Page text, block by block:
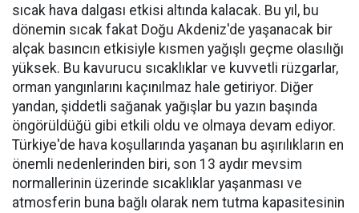
sıcak hava dalgası etkisi altında kalacak. Bu yıl, bu
dönemin sıcak fakat Doğu Akdeniz'de yaşanacak bir
alçak basıncın etkisiyle kısmen yağışlı geçme olasılığı
yüksek. Bu kavurucu sıcaklıklar ve kuvvetli rüzgarlar,
orman yangınlarını kaçınılmaz hale getiriyor. Diğer
yandan, şiddetli sağanak yağışlar bu yazın başında
öngörüldüğü gibi etkili oldu ve olmaya devam ediyor.
Türkiye'de hava koşullarında yaşanan bu aşırılıkların en
önemli nedenlerinden biri, son 13 aydır mevsim
normallerinin üzerinde sıcaklıklar yaşanması ve
atmosferin buna bağlı olarak nem tutma kapasitesinin